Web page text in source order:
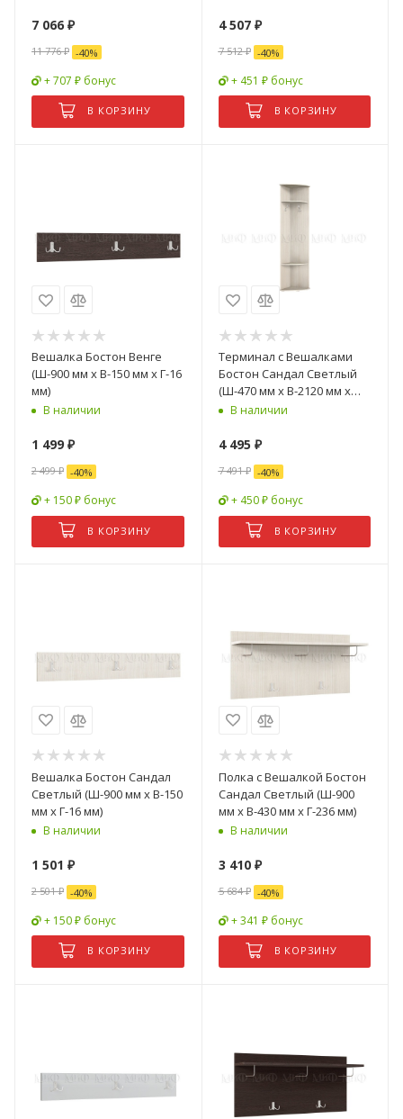
7 066 ₽
11 776₽ -40%
+ 707 ₽ бонус
В КОРЗИНУ
4 507₽
7 512₽ -40%
+ 451 ₽ бонус
В КОРЗИНУ
Вешалка Бостон Венге
(Ш-900 мм x В-150 мм x Г-16
мм)
В наличии
1 499 ₽
2 499₽ -40%
+ 150 ₽ бонус
В КОРЗИНУ
Терминал с Вешалками
Бостон Сандал Светлый
(Ш-470 мм x В-2120 мм x
Г-470 мм)
В наличии
4 495 ₽
7 491₽ -40%
+ 450 ₽ бонус
В КОРЗИНУ
Вешалка Бостон Сандал
Светлый (Ш-900 мм x В-150
мм x Г-16 мм)
В наличии
1 501 ₽
2 501₽ -40%
+ 150 ₽ бонус
В КОРЗИНУ
Полка с Вешалкой Бостон
Сандал Светлый (Ш-900
мм x В-430 мм x Г-236 мм)
В наличии
3 410₽
5 684₽ -40%
+ 341 ₽ бонус
В КОРЗИНУ